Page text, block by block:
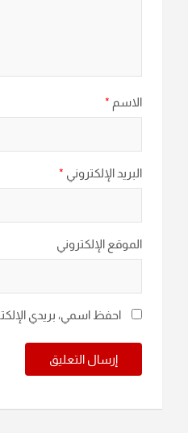
الاسم *
البريد الإلكتروني *
الموقع الإلكتروني
احفظ اسمي، بريدي